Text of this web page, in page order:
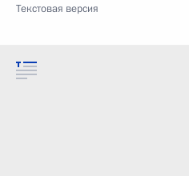
Текстовая версия